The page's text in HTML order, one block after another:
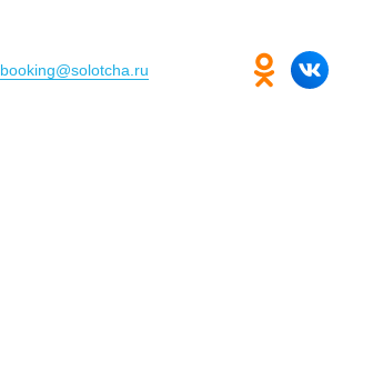
booking@solotcha.ru